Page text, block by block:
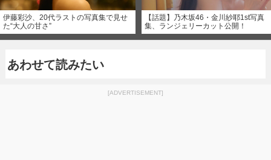
伊藤彩沙、20代ラストの写真集で見せ
た“大人の甘さ”
【話題】乃木坂46・金川紗耶1st写真
集、ランジェリーカット公開！
あわせて読みたい
[ADVERTISEMENT]